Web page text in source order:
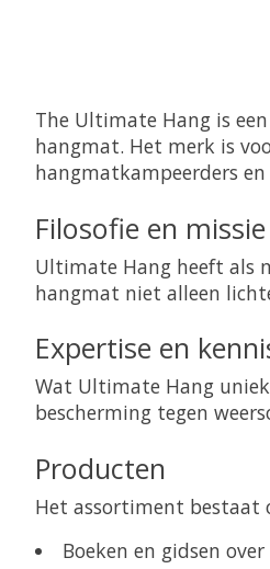
The Ultimate Hang is
hangmat. Het merk is
hangmatkampeerders
Filosofie en missie
Ultimate Hang heeft als
hangmat niet alleen
Expertise en
Wat Ultimate Hang
bescherming tegen
Producten
Het assortiment bestaat
Boeken en gidsen